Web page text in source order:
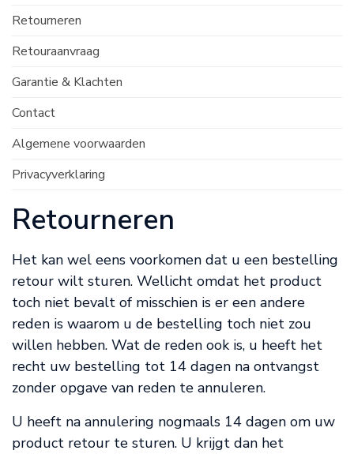
Retourneren
Retouraanvraag
Garantie & Klachten
Contact
Algemene voorwaarden
Privacyverklaring
Retourneren
Het kan wel eens voorkomen dat u een bestelling
retour wilt sturen. Wellicht omdat het product
toch niet bevalt of misschien is er een andere
reden is waarom u de bestelling toch niet zou
willen hebben. Wat de reden ook is, u heeft het
recht uw bestelling tot 14 dagen na ontvangst
zonder opgave van reden te annuleren.
U heeft na annulering nogmaals 14 dagen om uw
product retour te sturen. U krijgt dan het